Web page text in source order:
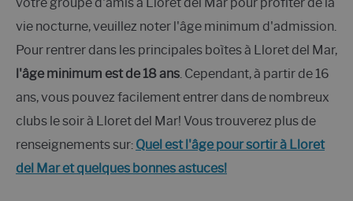
vie nocturne, veuillez noter l'âge minimum d'admission.
Pour rentrer dans les principales boìtes à Lloret del Mar,
l'âge minimum est de 18 ans. Cependant, à partir de 16
ans, vous pouvez facilement entrer dans de nombreux
clubs le soir à Lloret del Mar! Vous trouverez plus de
renseignements sur: Quel est l'âge pour sortir à Lloret
del Mar et quelques bonnes astuces!